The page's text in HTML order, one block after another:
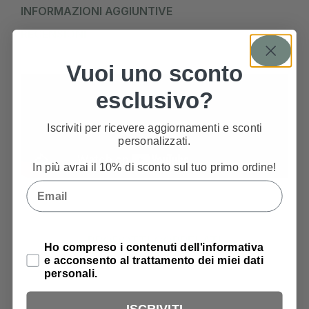
INFORMAZIONI AGGIUNTIVE
RECENSIONI
PRODOTTI CORRELATI
Vuoi uno sconto
esclusivo?
Iscriviti per ricevere aggiornamenti e sconti
personalizzati.
In più avrai il 10% di sconto sul tuo primo ordine!
Email
Privacy Policy
Ho compreso i contenuti dell'informativa
e acconsento al trattamento dei miei dati
personali.